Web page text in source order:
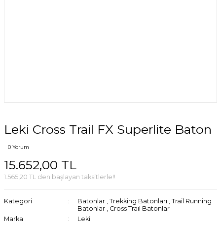
Leki Cross Trail FX Superlite Baton
0 Yorum
15.652,00 TL
1.565,20 TL den başlayan taksitlerle!!
Kategori Batonlar , Trekking Batonları , Trail Running
Batonlar , Cross Trail Batonlar
Marka
Leki